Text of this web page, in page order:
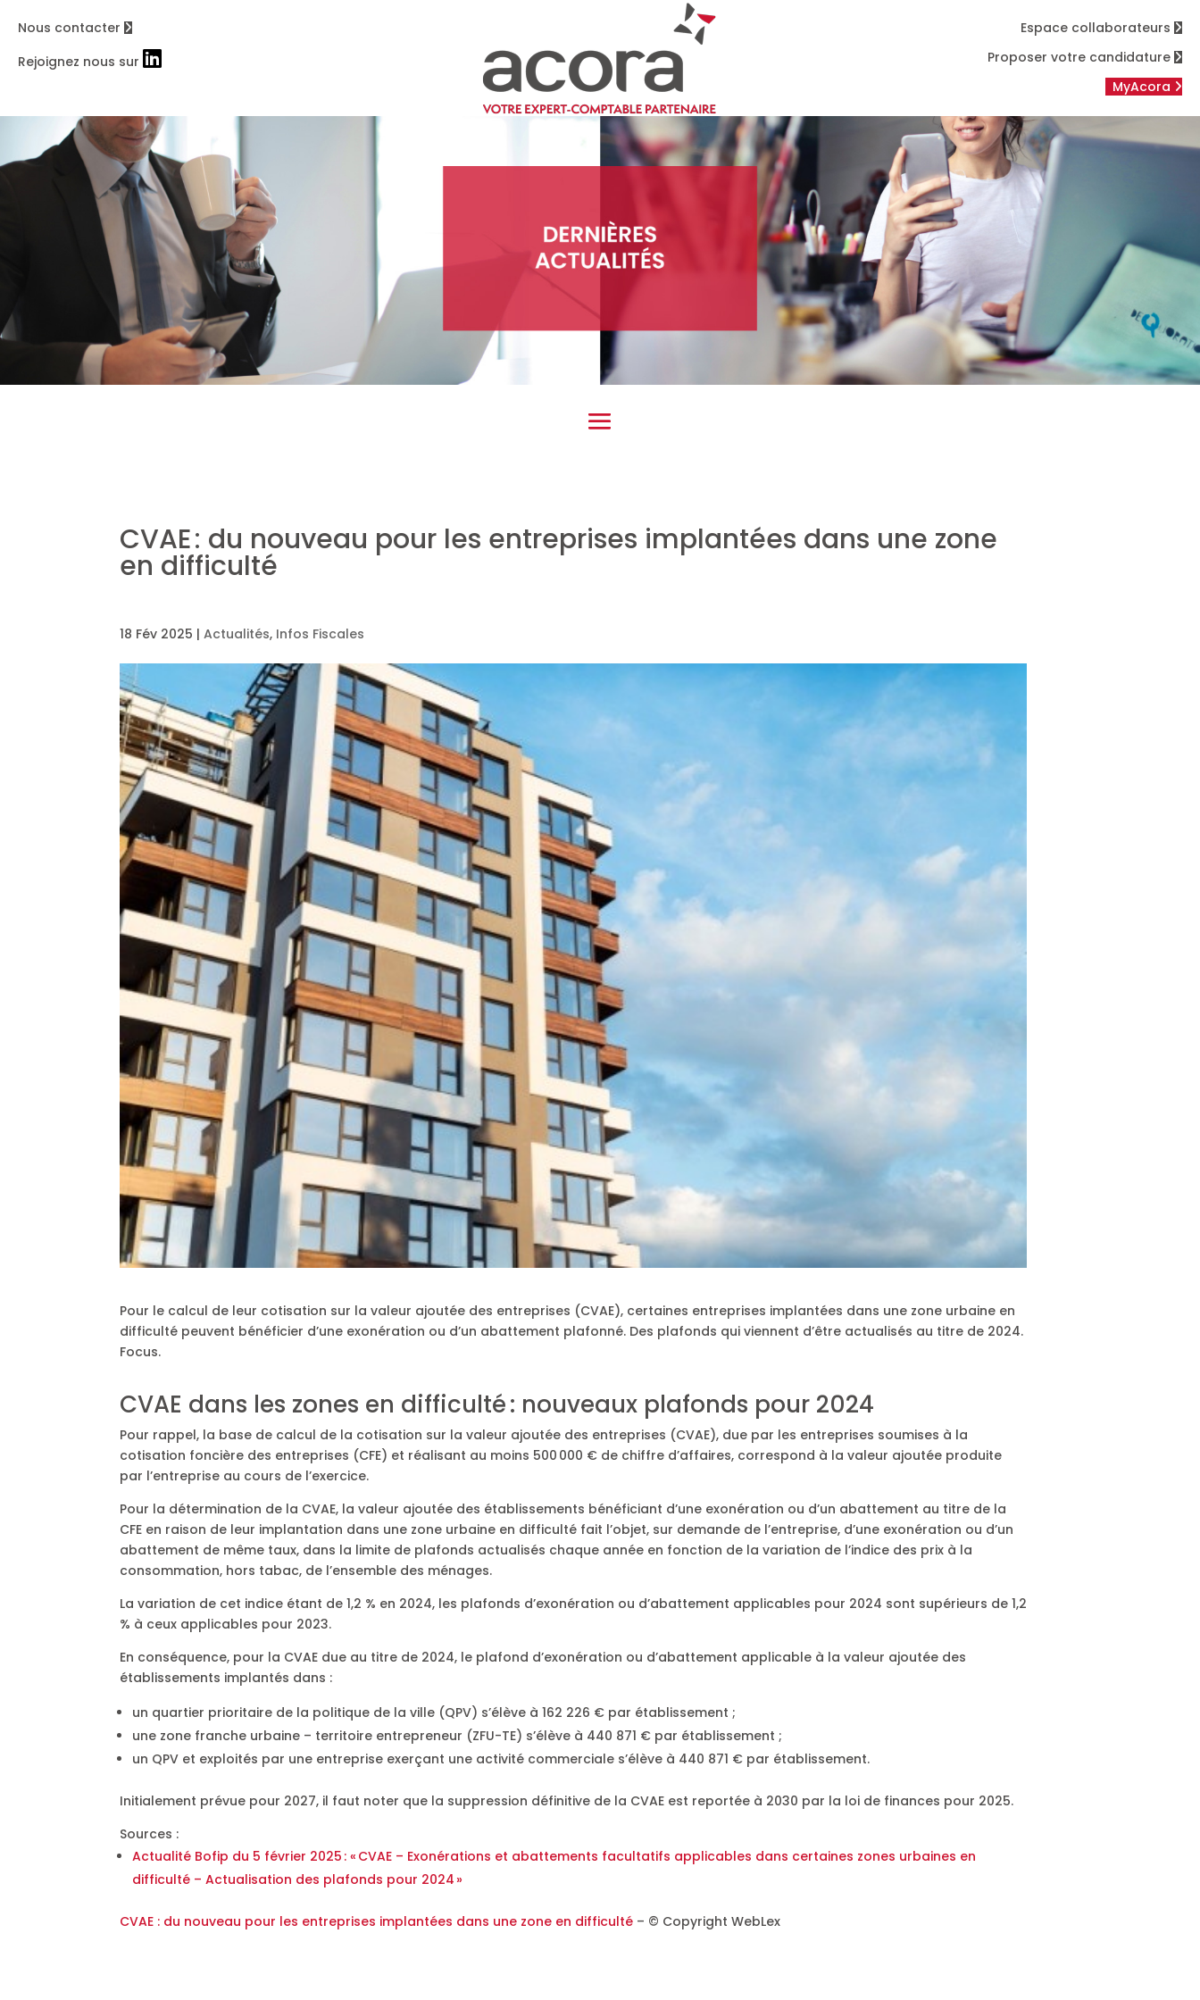
Nous contacter
Rejoignez nous sur
Espace collaborateurs
Proposer votre candidature
MyAcora
CVAE : du nouveau pour les entreprises implantées dans une zone
en difficulté
18 Fév 2025 |Actualités, Infos Fiscales
Pour le calcul de leur cotisation sur la valeur ajoutée des entreprises (CVAE), certaines entreprises implantées dans une zone urbaine en
difficulté peuvent bénéficier d’une exonération ou d’un abattement plafonné. Des plafonds qui viennent d’être actualisés au titre de 2024.
Focus.
CVAE dans les zones en difficulté : nouveaux plafonds pour 2024
Pour rappel, la base de calcul de la cotisation sur la valeur ajoutée des entreprises (CVAE), due par les entreprises soumises à la
cotisation foncière des entreprises (CFE) et réalisant au moins 500 000 € de chiffre d’affaires, correspond à la valeur ajoutée produite
par l’entreprise au cours de l’exercice.
Pour la détermination de la CVAE, la valeur ajoutée des établissements bénéficiant d’une exonération ou d’un abattement au titre de la
CFE en raison de leur implantation dans une zone urbaine en difficulté fait l’objet, sur demande de l’entreprise, d’une exonération ou d’un
abattement de même taux, dans la limite de plafonds actualisés chaque année en fonction de la variation de l’indice des prix à la
consommation, hors tabac, de l’ensemble des ménages.
La variation de cet indice étant de 1,2 % en 2024, les plafonds d’exonération ou d’abattement applicables pour 2024 sont supérieurs de 1,2
% à ceux applicables pour 2023.
En conséquence, pour la CVAE due au titre de 2024, le plafond d’exonération ou d’abattement applicable à la valeur ajoutée des
établissements implantés dans :
un quartier prioritaire de la politique de la ville (QPV) s’élève à 162 226 € par établissement ;
une zone franche urbaine – territoire entrepreneur (ZFU-TE) s’élève à 440 871 € par établissement ;
un QPV et exploités par une entreprise exerçant une activité commerciale s’élève à 440 871 € par établissement.
Initialement prévue pour 2027, il faut noter que la suppression définitive de la CVAE est reportée à 2030 par la loi de finances pour 2025.
Sources :
Actualité Bofip du 5 février 2025 : « CVAE – Exonérations et abattements facultatifs applicables dans certaines zones urbaines en
difficulté – Actualisation des plafonds pour 2024 »
CVAE : du nouveau pour les entreprises implantées dans une zone en difficulté – © Copyright WebLex